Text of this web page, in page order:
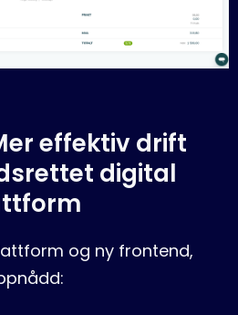
effektiv drift
digital
og ny frontend,